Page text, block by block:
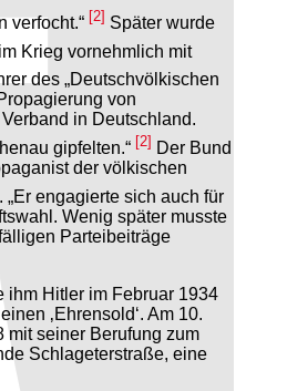
verfocht.“ [2] Später wurde
Krieg vornehmlich mit
des „Deutschvölkischen
von
in Deutschland.
gipfelten.“ [2] Der Bund
der völkischen
„Er engagierte sich auch für
Wenig später musste
Parteibeiträge
ihm Hitler im Februar 1934
‚Ehrensold‘. Am 10.
mit seiner Berufung zum
Schlageterstraße, eine